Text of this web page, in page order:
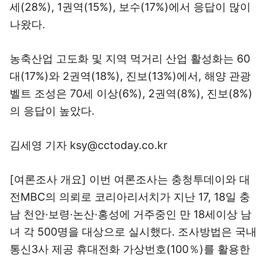
세(28%), 1권역(15%), 보수(17%)에서 응답이 많이
나왔다.
농축산업 고도화 및 지역 먹거리 산업 활성화는 60
대(17%)와 2권역(18%), 진보(13%)에서, 해양 관광
벨트 조성은 70세 이상(6%), 2권역(8%), 진보(8%)
의 응답이 높았다.
김세영 기자 ksy@cctoday.co.kr
[여론조사 개요] 이번 여론조사는 충청투데이와 대
전MBC의 의뢰로 코리아리서치가 지난 17, 18일 충
남 천안·보령·논산·홍성에 거주중인 만 18세이상 남
녀 각 500명을 대상으로 실시했다. 조사방법은 국내
통신3사 제공 휴대전화 가상번호(100％)를 활용한